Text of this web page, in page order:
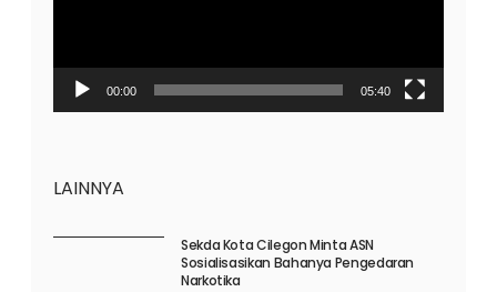
00:00 05:40
LAINNYA
Sekda Kota Cilegon Minta ASN
Sosialisasikan Bahanya Pengedaran
Narkotika